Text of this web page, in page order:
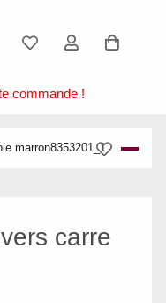
commande !
carre